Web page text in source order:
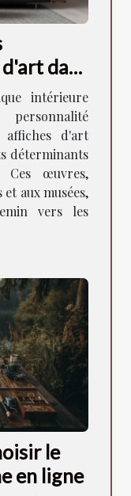
dans
intérieure
affiches d'art
déterminants
Ces œuvres,
aux musées,
vers les
le
en ligne